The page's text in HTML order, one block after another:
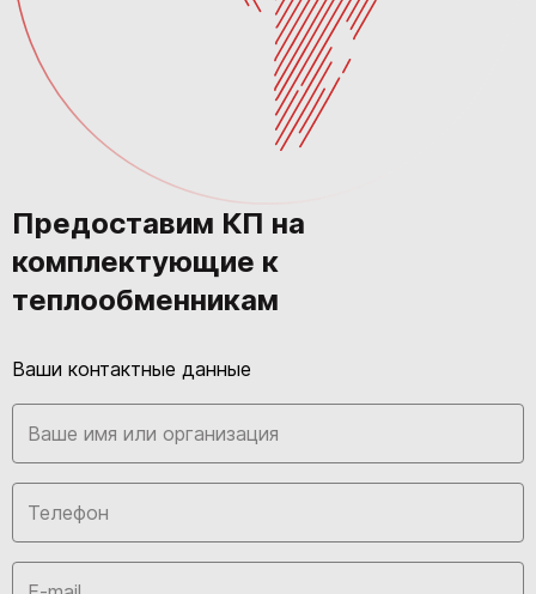
Предоставим КП на
комплектующие к
теплообменникам
Ваши контактные данные